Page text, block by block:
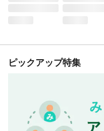
ピックアップ特集